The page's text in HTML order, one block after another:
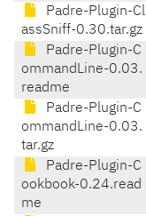
Padre-Plugin-Cl
assSniff-0.30.tar.gz
Padre-Plugin-C
ommandLine-0.03.
readme
Padre-Plugin-C
ommandLine-0.03.
tar.gz
Padre-Plugin-C
ookbook-0.24.read
me